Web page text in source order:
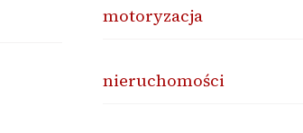
motoryzacja
nieruchomości